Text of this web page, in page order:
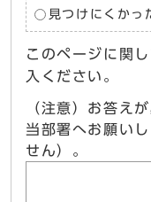
見つけにくかっ
このページに関
入ください。
（注意）お答え
当部署へお願い
せん）。